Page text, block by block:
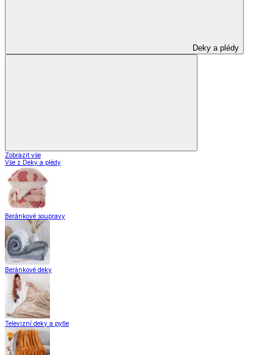
Deky a plédy
Zobrazit vše
Vše z Deky a plédy
Beránkové soupravy
Beránkové deky
Televizní deky a pytle